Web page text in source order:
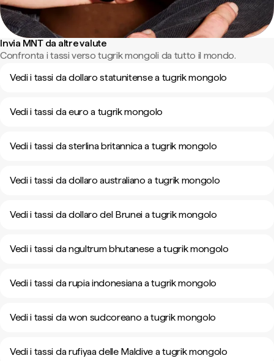
Invia MNT da altre valute
Confronta i tassi verso tugrik mongoli da tutto il mondo.
Vedi i tassi da dollaro statunitense a tugrik mongolo
Vedi i tassi da euro a tugrik mongolo
Vedi i tassi da sterlina britannica a tugrik mongolo
Vedi i tassi da dollaro australiano a tugrik mongolo
Vedi i tassi da dollaro del Brunei a tugrik mongolo
Vedi i tassi da ngultrum bhutanese a tugrik mongolo
Vedi i tassi da rupia indonesiana a tugrik mongolo
Vedi i tassi da won sudcoreano a tugrik mongolo
Vedi i tassi da rufiyaa delle Maldive a tugrik mongolo